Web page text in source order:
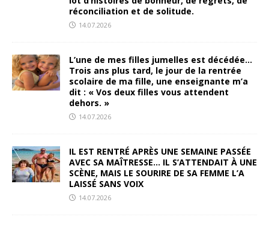
réconciliation et de solitude.
14.07.2026
L’une de mes filles jumelles est décédée…
Trois ans plus tard, le jour de la rentrée
scolaire de ma fille, une enseignante m’a
dit : « Vos deux filles vous attendent
dehors. »
14.07.2026
IL EST RENTRÉ APRÈS UNE SEMAINE PASSÉE
AVEC SA MAÎTRESSE… IL S’ATTENDAIT À UNE
SCÈNE, MAIS LE SOURIRE DE SA FEMME L’A
LAISSÉ SANS VOIX
14.07.2026